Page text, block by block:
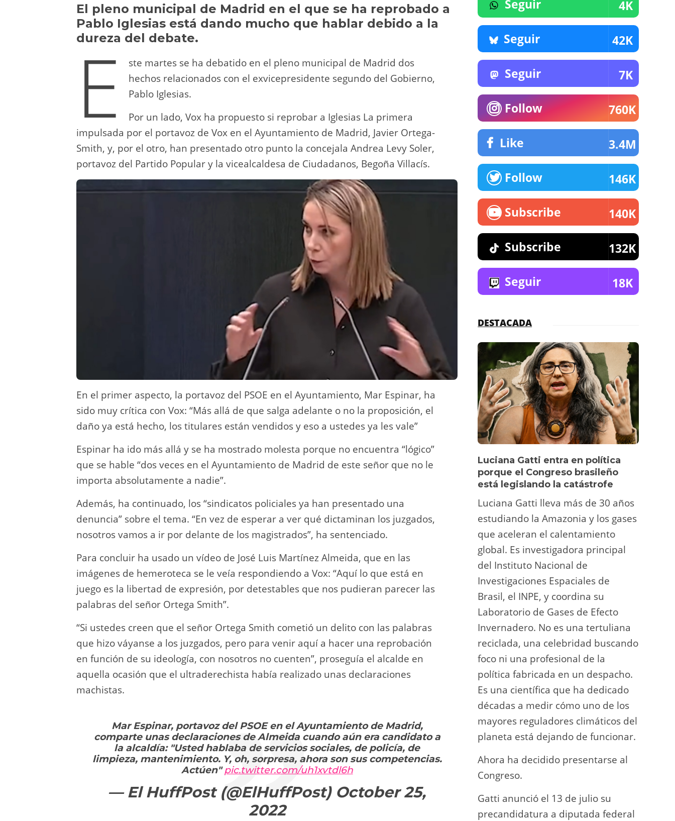
y d
o
n
a
m
A
p
p
b
o
o
k
t
Li
n
ar
tir
El pleno municipal de Madrid en el que se ha reprobado a
Pablo Iglesias está dando mucho que hablar debido a la
dureza del debate.
E
ste martes se ha debatido en el pleno municipal de Madrid dos
hechos relacionados con el exvicepresidente segundo del Gobierno,
Pablo Iglesias.
Por un lado, Vox ha propuesto si reprobar a Iglesias La primera
impulsada por el portavoz de Vox en el Ayuntamiento de Madrid, Javier Ortega-
Smith, y, por el otro, han presentado otro punto la concejala Andrea Levy Soler,
portavoz del Partido Popular y la vicealcaldesa de Ciudadanos, Begoña Villacís.
En el primer aspecto, la portavoz del PSOE en el Ayuntamiento, Mar Espinar, ha
sido muy crítica con Vox: “Más allá de que salga adelante o no la proposición, el
daño ya está hecho, los titulares están vendidos y eso a ustedes ya les vale”
Espinar ha ido más allá y se ha mostrado molesta porque no encuentra “lógico”
que se hable “dos veces en el Ayuntamiento de Madrid de este señor que no le
importa absolutamente a nadie”.
Además, ha continuado, los “sindicatos policiales ya han presentado una
denuncia” sobre el tema. “En vez de esperar a ver qué dictaminan los juzgados,
nosotros vamos a ir por delante de los magistrados”, ha sentenciado.
Para concluir ha usado un vídeo de José Luis Martínez Almeida, que en las
imágenes de hemeroteca se le veía respondiendo a Vox: “Aquí lo que está en
juego es la libertad de expresión, por detestables que nos pudieran parecer las
palabras del señor Ortega Smith”.
“Si ustedes creen que el señor Ortega Smith cometió un delito con las palabras
que hizo váyanse a los juzgados, pero para venir aquí a hacer una reprobación
en función de su ideología, con nosotros no cuenten”, proseguía el alcalde en
aquella ocasión que el ultraderechista había realizado unas declaraciones
machistas.
Mar Espinar, portavoz del PSOE en el Ayuntamiento de Madrid,
comparte unas declaraciones de Almeida cuando aún era candidato a
la alcaldía: "Usted hablaba de servicios sociales, de policía, de
limpieza, mantenimiento. Y, oh, sorpresa, ahora son sus competencias.
Actúen"pic.twitter.com/uh1xvtdl6h
— El HuffPost (@ElHuffPost) October 25,
2022
Seguir 4K
Seguir 42K
Seguir 7K
Follow 760K
Like 3.4M
Follow 146K
Subscribe 140K
Subscribe 132K
Seguir 18K
DESTACADA
Luciana Gatti entra en política
porque el Congreso brasileño
está legislando la catástrofe
Luciana Gatti lleva más de 30 años
estudiando la Amazonia y los gases
que aceleran el calentamiento
global. Es investigadora principal
del Instituto Nacional de
Investigaciones Espaciales de
Brasil, el INPE, y coordina su
Laboratorio de Gases de Efecto
Invernadero. No es una tertuliana
reciclada, una celebridad buscando
foco ni una profesional de la
política fabricada en un despacho.
Es una científica que ha dedicado
décadas a medir cómo uno de los
mayores reguladores climáticos del
planeta está dejando de funcionar.
Ahora ha decidido presentarse al
Congreso.
Gatti anunció el 13 de julio su
precandidatura a diputada federal